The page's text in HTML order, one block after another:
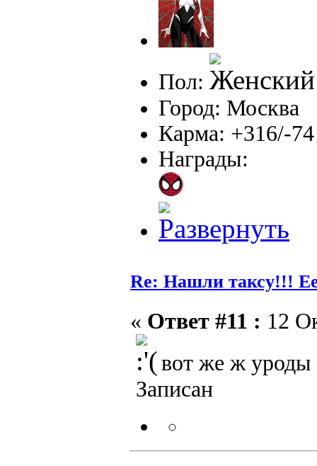
Пол:
Город: Москва
Карма: +316/-74
Награды:
Re: Нашли таксу!!!
« Ответ #11 : 12
вот же ж уроды
Записан